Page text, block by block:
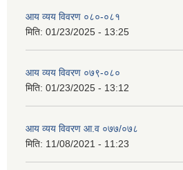
आय व्यय विवरण ०८०-०८१
मिति: 01/23/2025 - 13:25
आय व्यय विवरण ०७९-०८०
मिति: 01/23/2025 - 13:12
आय व्यय विवरण आ.व ०७७/०७८
मिति: 11/08/2021 - 11:23